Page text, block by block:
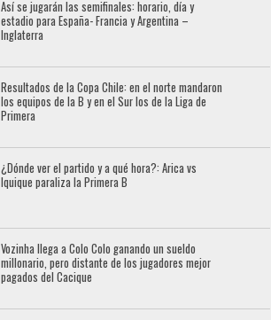
Así se jugarán las semifinales: horario, día y
estadio para España- Francia y Argentina –
Inglaterra
Resultados de la Copa Chile: en el norte mandaron
los equipos de la B y en el Sur los de la Liga de
Primera
¿Dónde ver el partido y a qué hora?: Arica vs
Iquique paraliza la Primera B
Vozinha llega a Colo Colo ganando un sueldo
millonario, pero distante de los jugadores mejor
pagados del Cacique